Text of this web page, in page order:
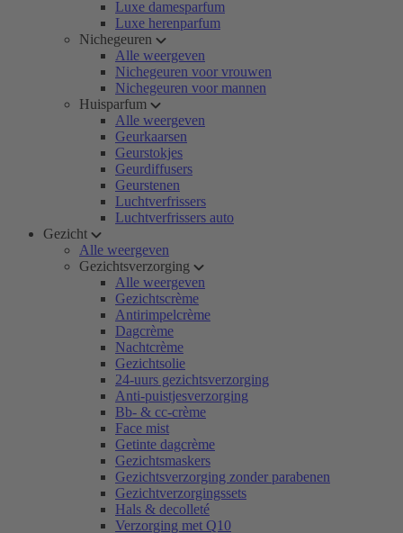
Luxe damesparfum
Luxe herenparfum
Nichegeuren
Alle weergeven
Nichegeuren voor vrouwen
Nichegeuren voor mannen
Huisparfum
Alle weergeven
Geurkaarsen
Geurstokjes
Geurdiffusers
Geurstenen
Luchtverfrissers
Luchtverfrissers auto
Gezicht
Alle weergeven
Gezichtsverzorging
Alle weergeven
Gezichtscrème
Antirimpelcrème
Dagcrème
Nachtcrème
Gezichtsolie
24-uurs gezichtsverzorging
Anti-puistjesverzorging
Bb- & cc-crème
Face mist
Getinte dagcrème
Gezichtsmaskers
Gezichtsverzorging zonder parabenen
Gezichtverzorgingssets
Hals & decolleté
Verzorging met Q10